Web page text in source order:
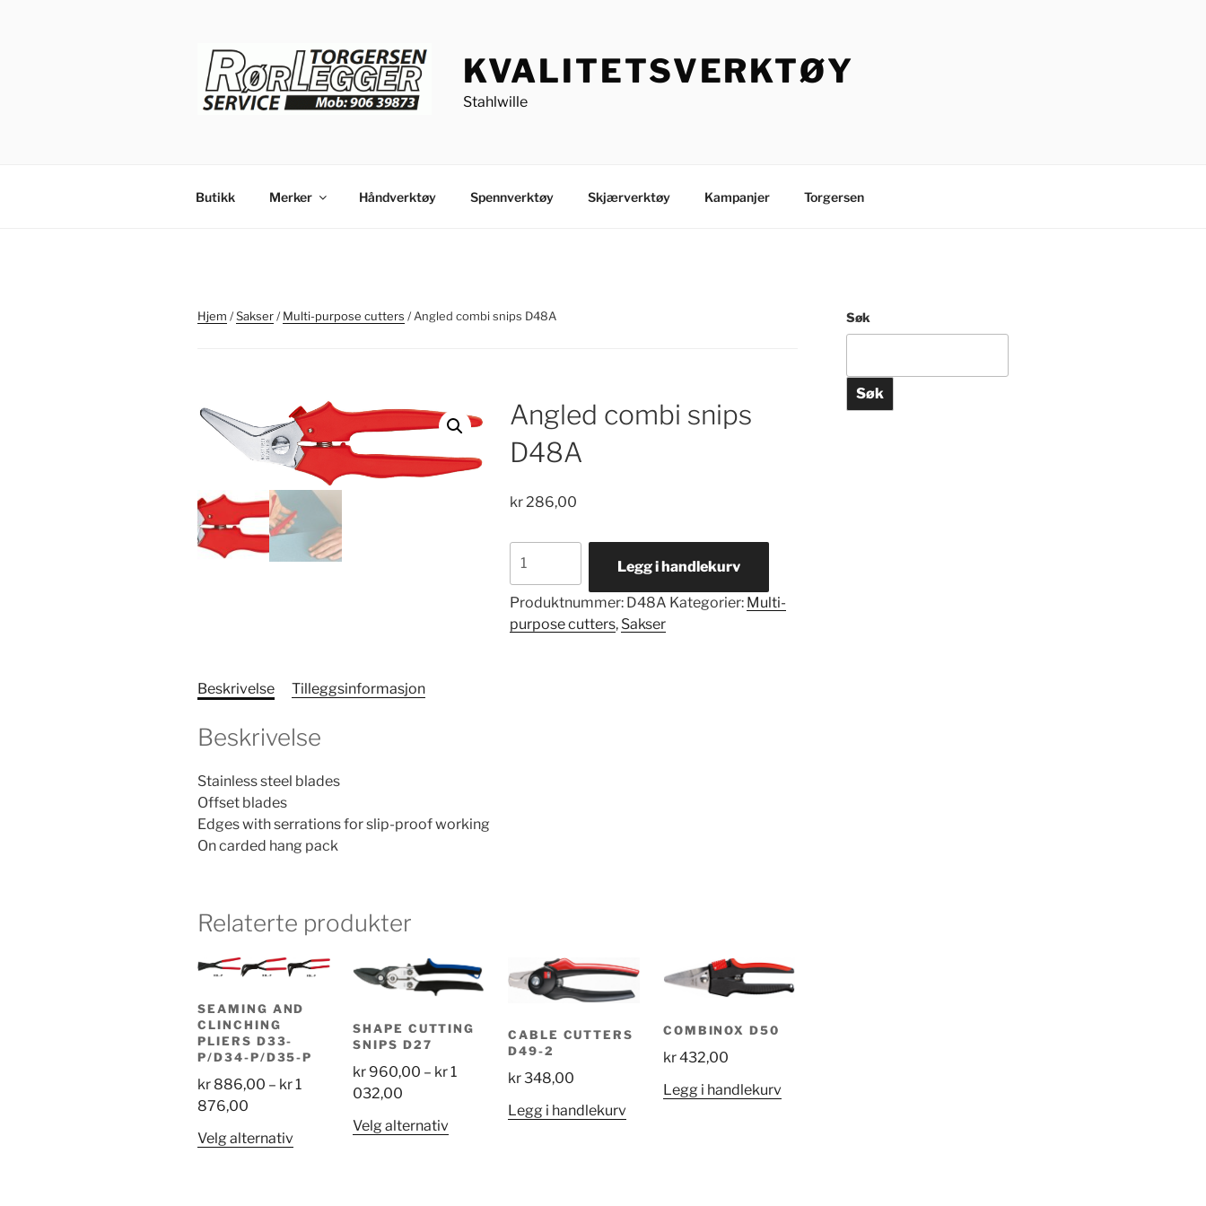
KVALITETSVERKTØY
Stahlwille
Butikk Merker Håndverktøy Spennverktøy Skjærverktøy Kampanjer Torgersen
Hjem /Sakser/Multi-purpose cutters / Angled combi snips D48A
Angled combi snips
D48A
kr286,00
combi
snips
antall
Legg i handlekurv
Produktnummer: D48A Kategorier: Multi-
purpose cutters, Sakser
Beskrivelse Tilleggsinformasjon
Beskrivelse
Stainless steel blades
Offset blades
Edges with serrations for slip-proof working
On carded hang pack
Relaterte produkter
SEAMING AND
CLINCHING
PLIERS D33-
P/D34-P/D35-P
kr 886,00 – kr1
876,00
kr 886,00
Velg alternativDette
SHAPE CUTTING
SNIPS D27
kr960,00 – kr1
032,00Price
kr 960,00
Velg alternativDette
CABLE CUTTERS
D49-2
kr348,00
Legg i handlekurv
COMBINOX D50
kr432,00
Legg i handlekurv
Søk
Søk